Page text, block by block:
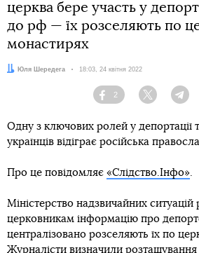
церква бере участь у
до рф — їх розселяють по
монастирях
Автор:Юля Шередега Дата:
18:03, 24 квітня 2022
Facebook
2
Twitter
Одну з ключових ролей у депортації
українців відіграє російська
Про це повідомляє «Слідство.Інфо».
Міністерство надзвичайних ситуацій
церковникам інформацію про
централізовано розселяють їх по
Журналісти визначили розташування